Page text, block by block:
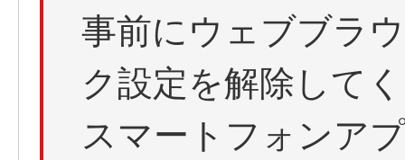
事前にウェブブラ
ク設定を解除して
スマートフォンア